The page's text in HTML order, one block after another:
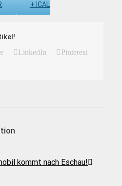
+ ICAL
LinkedIn
Pinterest
kommt nach Eschau!